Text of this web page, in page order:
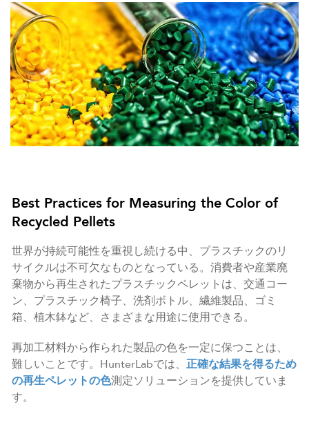
Best Practices for Measuring the Color of
Recycled Pellets
世界が持続可能性を重視し続ける中、プラスチックのリ
サイクルは不可欠なものとなっている。消費者や産業廃
棄物から再生されたプラスチックペレットは、交通コー
ン、プラスチック椅子、洗剤ボトル、繊維製品、ゴミ
箱、植木鉢など、さまざまな用途に使用できる。
再加工材料から作られた製品の色を一定に保つことは、
難しいことです。HunterLabでは、 正確な結果を得るため
の再生ペレットの色測定ソリューションを提供していま
す。